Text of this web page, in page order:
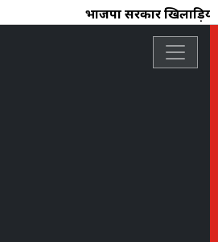
भाजपा सरकार खिलाड़ियों के